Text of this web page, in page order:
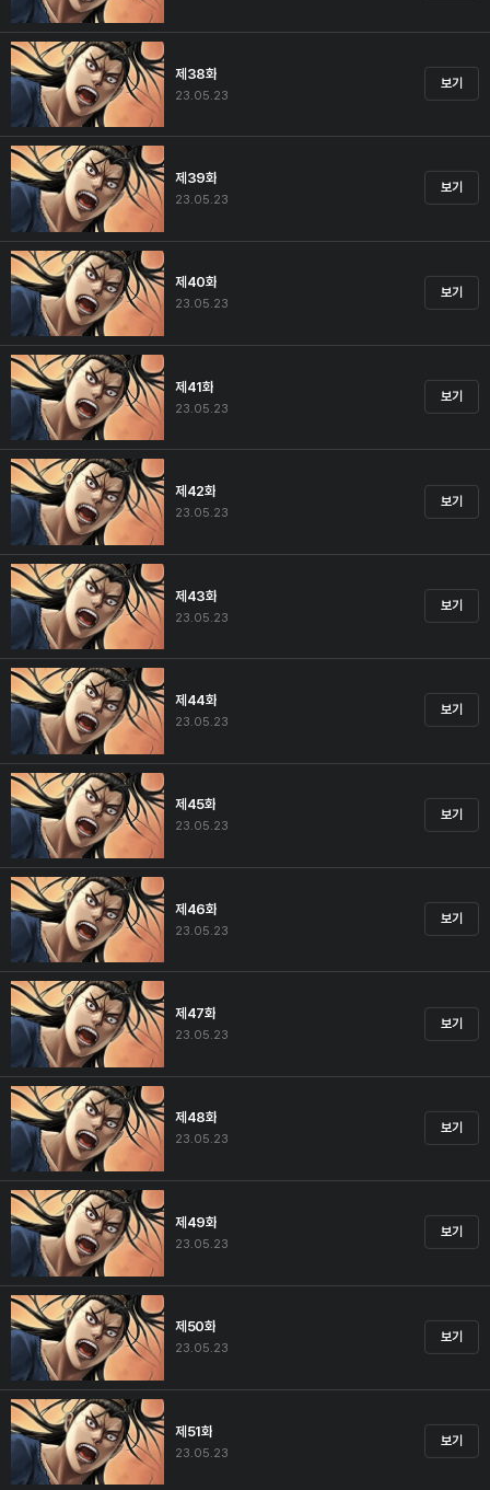
제38화
23.05.23
보기
제39화
23.05.23
보기
제40화
23.05.23
보기
제41화
23.05.23
보기
제42화
23.05.23
보기
제43화
23.05.23
보기
제44화
23.05.23
보기
제45화
23.05.23
보기
제46화
23.05.23
보기
제47화
23.05.23
보기
제48화
23.05.23
보기
제49화
23.05.23
보기
제50화
23.05.23
보기
제51화
23.05.23
보기